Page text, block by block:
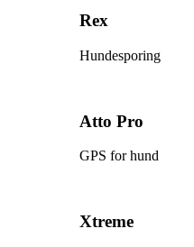
Rex
Hundesporing
Atto Pro
GPS for hund
Xtreme